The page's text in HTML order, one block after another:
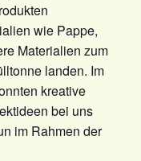
wie Pappe,
Materialien zum
landen. Im
kreative
bei uns
im Rahmen der